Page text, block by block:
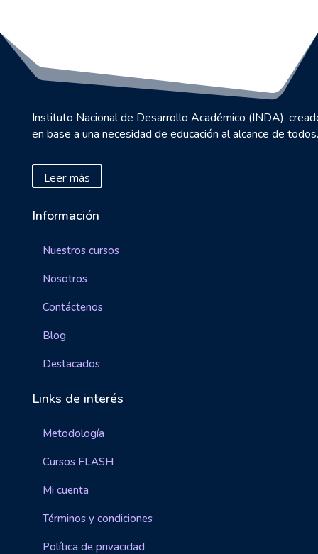
Instituto Nacional de Desarrollo Académico (INDA),
en base a una necesidad de educación al alcance de todos.
Leer más
Información
Nuestros cursos
Nosotros
Contáctenos
Blog
Destacados
Links de interés
Metodología
Cursos FLASH
Mi cuenta
Términos y condiciones
Política de privacidad